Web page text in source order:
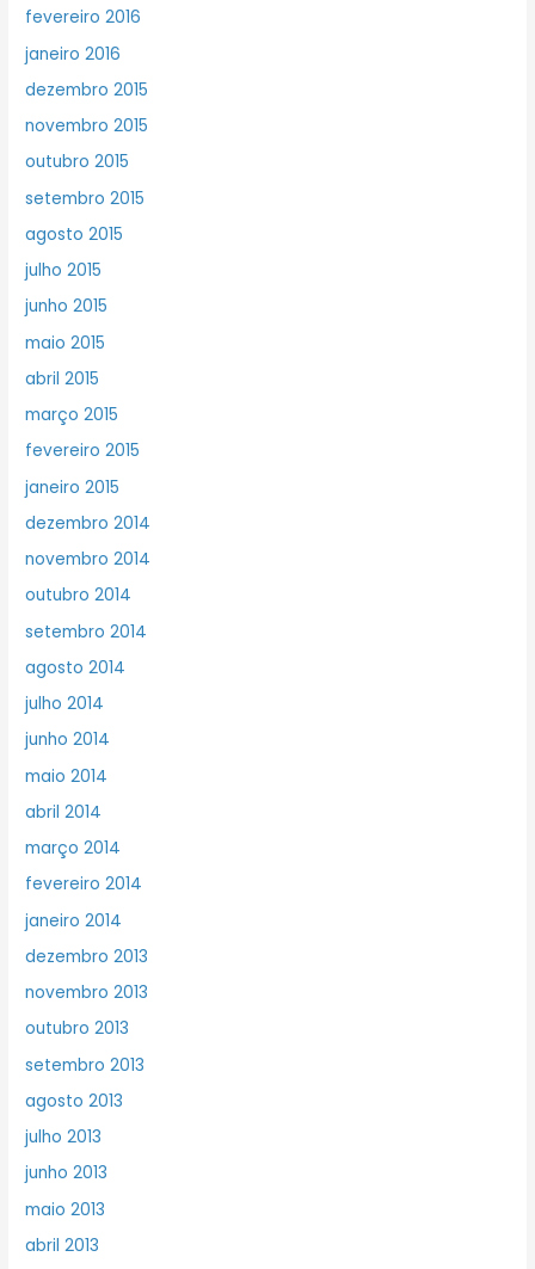
fevereiro 2016
janeiro 2016
dezembro 2015
novembro 2015
outubro 2015
setembro 2015
agosto 2015
julho 2015
junho 2015
maio 2015
abril 2015
março 2015
fevereiro 2015
janeiro 2015
dezembro 2014
novembro 2014
outubro 2014
setembro 2014
agosto 2014
julho 2014
junho 2014
maio 2014
abril 2014
março 2014
fevereiro 2014
janeiro 2014
dezembro 2013
novembro 2013
outubro 2013
setembro 2013
agosto 2013
julho 2013
junho 2013
maio 2013
abril 2013